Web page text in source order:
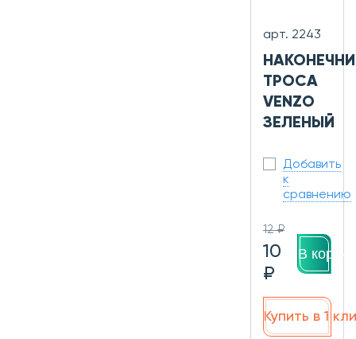
арт. 2243
ТРОСА
VENZO
ЗЕЛЕНЫЙ
Добавить
к
сравнению
12 ₽
10
₽
В
Купить в 1